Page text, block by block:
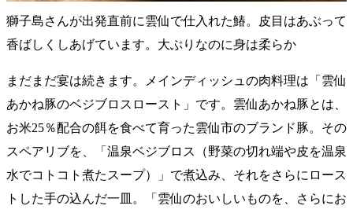
獅子島さんが出発直前に雲仙で仕入れた鰆。皮目はあぶって
香ばしくしあげています。大ぶりなのに身は柔らか
まだまだ宴は続きます。メインディッシュの肉料理は「雲仙
あかね豚のベジブロスロースト」です。雲仙あかね豚とは、
お米25％配合の餌を食べて育った雲仙市のブランド豚。その
スペアリブを、「温泉ベジブロス（野菜の切れ端や皮を温泉
水でコトコト煮たスープ）」で煮込み、それをさらにロース
トした手の込んだ一皿。「雲仙のおいしいものを、さらにお